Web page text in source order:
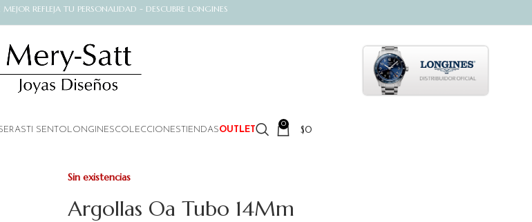
MEJOR REFLEJA TU PERSONALIDAD - DESCUBRE LONGINES
TI SENTO LONGINESCOLECCIONESTIENDASOUTLET
0 $0
Argollas Oa Tubo 14Mm
Sin existencias